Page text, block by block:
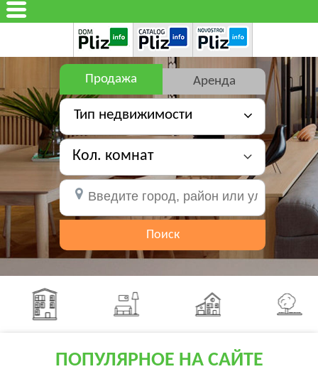
Продажа Аренда
Тип недвижимости
Кол. комнат
Поиск
ПОПУЛЯРНОЕ НА САЙТЕ